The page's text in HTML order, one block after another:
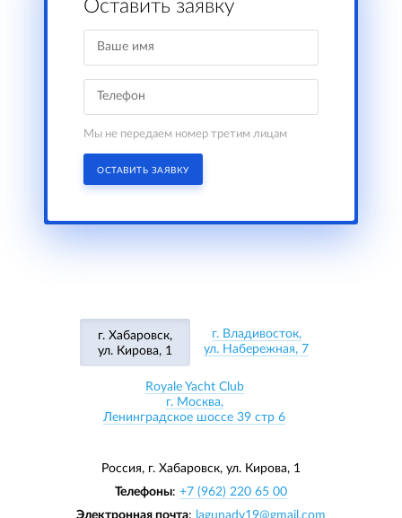
Оставить заявку
Мы не передаем номер третим лицам
ОСТАВИТЬ ЗАЯВКУ
г. Хабаровск,
ул. Кирова, 1
г. Владивосток,
ул. Набережная, 7
Royale Yacht Club
г. Москва,
Ленинградское шоссе 39 стр 6
Россия, г. Хабаровск, ул. Кирова, 1
Телефоны: +7 (962) 220 65 00
Электронная почта: lagunadv19@gmail.com